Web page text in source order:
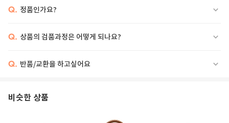
Q. 정품인가요?
Q. 상품의 검품과정은 어떻게 되나요?
Q. 반품/교환을 하고싶어요
비슷한 상품